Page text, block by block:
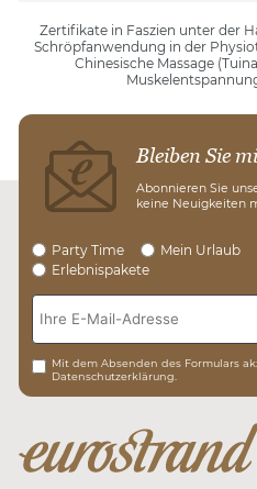
Zertifikate in Faszien unter der
Schröpfanwendung in der
Chinesische Massage
Bleiben Sie
Abonnieren Sie
keine Neuigkeiten
Party Time Mein Urlaub
Erlebnispakete
Mit dem Absenden des Formulars
Datenschutzerklärung.